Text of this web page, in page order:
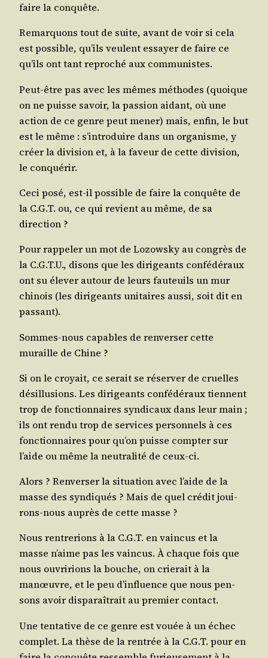
faire la conquête.
Remar­quons tout de suite, avant de voir si cela
est pos­sible, qu’ils veulent essayer de faire ce
qu’ils ont tant repro­ché aux communistes.
Peut-être pas avec les mêmes méthodes (quoique
on ne puisse savoir, la pas­sion aidant, où une
action de ce genre peut mener) mais, enfin, le but
est le même : s’in­tro­duire dans un orga­nisme, y
créer la divi­sion et, à la faveur de cette divi­sion,
le conquérir.
Ceci posé, est-il pos­sible de faire la conquête de
la C.G.T. ou, ce qui revient au même, de sa
direction ?
Pour rap­pe­ler un mot de Lozows­ky au congrès de
la C.G.T.U., disons que les diri­geants confé­dé­raux
ont su éle­ver autour de leurs fau­teuils un mur
chi­nois (les diri­geants uni­taires aus­si, soit dit en
passant).
Sommes-nous capables de ren­ver­ser cette
muraille de Chine ?
Si on le croyait, ce serait se réser­ver de cruelles
dés­illu­sions. Les diri­geants confé­dé­raux tiennent
trop de fonc­tion­naires syn­di­caux dans leur main ;
ils ont ren­du trop de ser­vices per­son­nels à ces
fonc­tion­naires pour qu’on puisse comp­ter sur
l’aide ou même la neu­tra­li­té de ceux-ci.
Alors ? Ren­ver­ser la situa­tion avec l’aide de la
masse des syn­di­qués ? Mais de quel cré­dit joui­
rons-nous auprès de cette masse ?
Nous ren­tre­rions à la C.G.T. en vain­cus et la
masse n’aime pas les vain­cus. À chaque fois que
nous ouvri­rions la bouche, on crie­rait à la
manœuvre, et le peu d’in­fluence que nous pen­
sons avoir dis­pa­raî­trait au pre­mier contact.
Une ten­ta­tive de ce genre est vouée à un échec
com­plet. La thèse de la ren­trée à la C.G.T. pour en